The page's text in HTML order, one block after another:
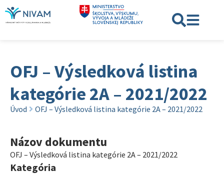
OFJ – Výsledková listina
kategórie 2A – 2021/2022
Úvod OFJ – Výsledková listina kategórie 2A – 2021/2022
Názov dokumentu
OFJ – Výsledková listina kategórie 2A – 2021/2022
Kategória